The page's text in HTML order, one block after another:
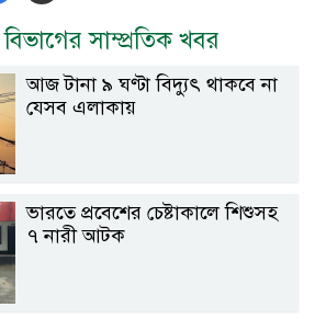
সাম্প্রতিক খবর
আজ টানা ৯ ঘণ্টা বিদ্যুৎ থাকবে না
যেসব এলাকায়
ভারতে প্রবেশের চেষ্টাকালে শিশুসহ
৭ নারী আটক